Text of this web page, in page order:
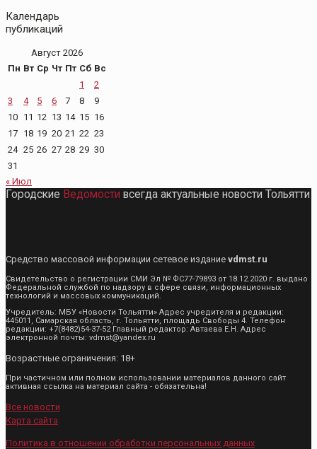
Календарь
публикаций
Август 2026
Пн Вт Ср Чт Пт Сб Вс
1
2
3
4 5 6 7 8
9
10 11 12 13 14 15 16
17 18 19 20 21 22 23
24 25 26 27 28 29 30
31
« Июл
Городские Ведомости всегда актуальные новости Тольятти
Средство массовой информации сетевое издание vdmst.ru
Свидетельство о регистрации СМИ Эл № ФС77-79893 от 18.12.2020 г. выдано
Федеральной службой по надзору в сфере связи, информационных
технологий и массовых коммуникаций.
Учредитель: МБУ «Новости Тольятти» Адрес учредителя и редакции:
445011, Самарская область, г. Тольятти, площадь Свободы 4. Телефон
редакции: +7(8482)54-37-52 Главный редактор: Автаева Е.Н. Адрес
электронной почты: vdmst@yandex.ru
Возрастные ограничения: 18+
При частичном или полном использовании материалов данного сайт
активная ссылка на материал сайта - обязательна!
Все новости
Карта сайта
Политика в отношении обработки персональных данных